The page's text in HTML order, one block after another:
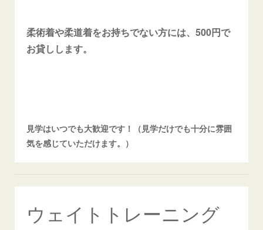
柔術着や柔道着をお持ちでない方には、500円で
お貸しします。
見学はいつでも大歓迎です！（見学だけでも十分に雰囲
気を感じていただけます。）
ウェイトトレーニング